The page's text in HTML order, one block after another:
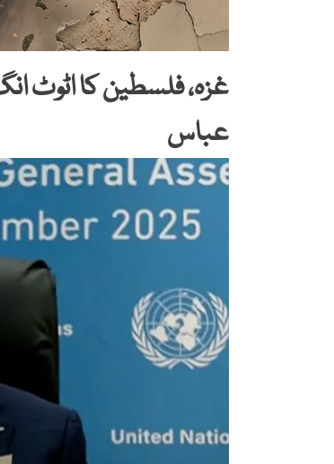
غزہ، فلسطین کا اٹوٹ
عباس